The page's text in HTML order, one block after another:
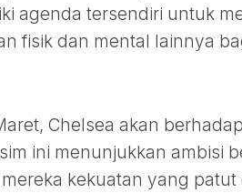
agenda tersendiri untuk
fisik dan mental lainnya
Chelsea akan
ini menunjukkan ambisi
kekuatan yang